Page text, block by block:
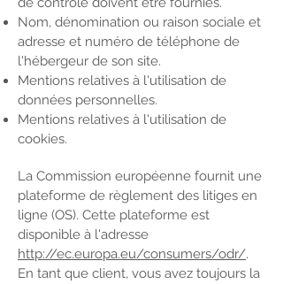
Nom, dénomination ou raison sociale et
adresse et numéro de téléphone de
l'hébergeur de son site.
Mentions relatives à l'utilisation de
données personnelles.
Mentions relatives à l'utilisation de
cookies.
La Commission européenne fournit une
plateforme de règlement des litiges en
ligne (OS). Cette plateforme est
disponible à l'adresse
http://ec.europa.eu/consumers/odr/.
En tant que client, vous avez toujours la